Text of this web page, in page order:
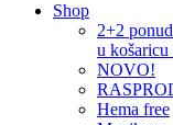
Shop
2+2
u košaricu
NOVO!
Hema free